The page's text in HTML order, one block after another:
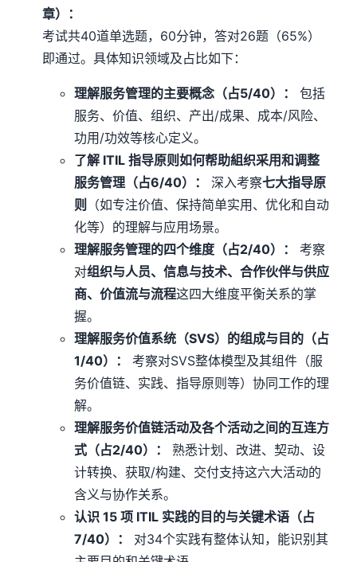
章）：
考试共40道单选题，60分钟，答对26题（65%）
即通过。具体知识领域及占比如下：
理解服务管理的主要概念（占5/40）：
包括
服务、价值、组织、产出/成果、成本/风险、
功用/功效等核心定义。
了解 ITIL 指导原则如何帮助組织采用和调整
服务管理（占6/40）： 深入考察七大指导原
则
（如专注价值、保持简单实用、优化和自动
化等）的理解与应用场景。
理解服务管理的四个维度（占2/40）：
考察
对组织与人员、信息与技术、合作伙伴与供应
商、价值流与流程这四大维度平衡关系的掌
握。
理解服务价值系统（SVS）的组成与目的（占
1/40）：
考察对SVS整体模型及其组件（服
务价值链、实践、指导原则等）协同工作的理
解。
理解服务价值链活动及各个活动之间的互连方
式（占2/40）：
熟悉计划、改进、契动、设
计转换、获取/构建、交付支持这六大活动的
含义与协作关系。
认识 15 项 ITIL 实践的目的与关键术语（占
7/40）：
对34个实践有整体认知，能识别其